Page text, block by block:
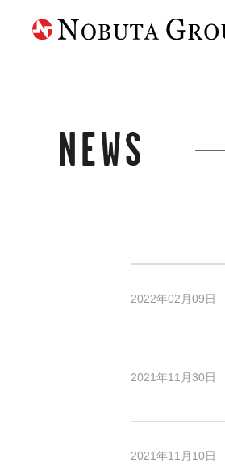
NEWS
2022年02月09日
2021年11月30日
2021年11月10日